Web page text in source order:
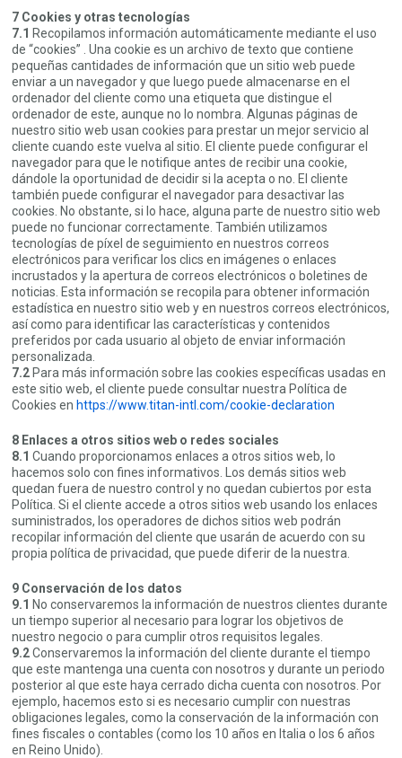
7 Cookies y otras tecnologías
7.1 Recopilamos información automáticamente mediante el uso
de “cookies” . Una cookie es un archivo de texto que contiene
pequeñas cantidades de información que un sitio web puede
enviar a un navegador y que luego puede almacenarse en el
ordenador del cliente como una etiqueta que distingue el
ordenador de este, aunque no lo nombra. Algunas páginas de
nuestro sitio web usan cookies para prestar un mejor servicio al
cliente cuando este vuelva al sitio. El cliente puede configurar el
navegador para que le notifique antes de recibir una cookie,
dándole la oportunidad de decidir si la acepta o no. El cliente
también puede configurar el navegador para desactivar las
cookies. No obstante, si lo hace, alguna parte de nuestro sitio web
puede no funcionar correctamente. También utilizamos
tecnologías de píxel de seguimiento en nuestros correos
electrónicos para verificar los clics en imágenes o enlaces
incrustados y la apertura de correos electrónicos o boletines de
noticias. Esta información se recopila para obtener información
estadística en nuestro sitio web y en nuestros correos electrónicos,
así como para identificar las características y contenidos
preferidos por cada usuario al objeto de enviar información
personalizada.
7.2 Para más información sobre las cookies específicas usadas en
este sitio web, el cliente puede consultar nuestra Política de
Cookies en https://www.titan-intl.com/cookie-declaration
8 Enlaces a otros sitios web o redes sociales
8.1 Cuando proporcionamos enlaces a otros sitios web, lo
hacemos solo con fines informativos. Los demás sitios web
quedan fuera de nuestro control y no quedan cubiertos por esta
Política. Si el cliente accede a otros sitios web usando los enlaces
suministrados, los operadores de dichos sitios web podrán
recopilar información del cliente que usarán de acuerdo con su
propia política de privacidad, que puede diferir de la nuestra.
9 Conservación de los datos
9.1 No conservaremos la información de nuestros clientes durante
un tiempo superior al necesario para lograr los objetivos de
nuestro negocio o para cumplir otros requisitos legales.
9.2Conservaremos la información del cliente durante el tiempo
que este mantenga una cuenta con nosotros y durante un periodo
posterior al que este haya cerrado dicha cuenta con nosotros. Por
ejemplo, hacemos esto si es necesario cumplir con nuestras
obligaciones legales, como la conservación de la información con
fines fiscales o contables (como los 10 años en Italia o los 6 años
en Reino Unido).